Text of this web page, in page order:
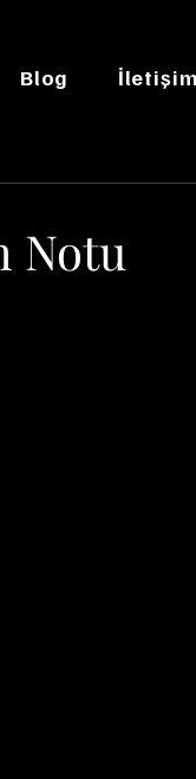
Blog
Notu